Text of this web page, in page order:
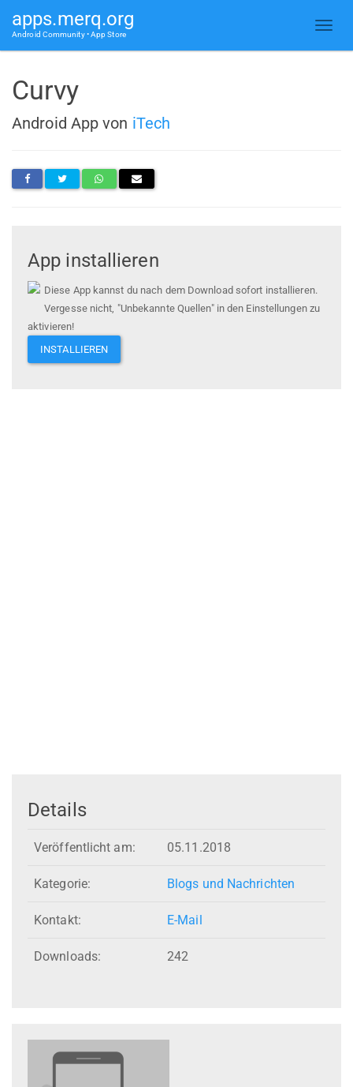
apps.merq.org
Android Community • App Store
Curvy
Android App von iTech
App installieren
Diese App kannst du nach dem Download sofort installieren.
Vergesse nicht, "Unbekannte Quellen" in den Einstellungen zu
aktivieren!
INSTALLIEREN
Details
Veröffentlicht am: 05.11.2018
Kategorie: Blogs und Nachrichten
Kontakt: E-Mail
Downloads: 242